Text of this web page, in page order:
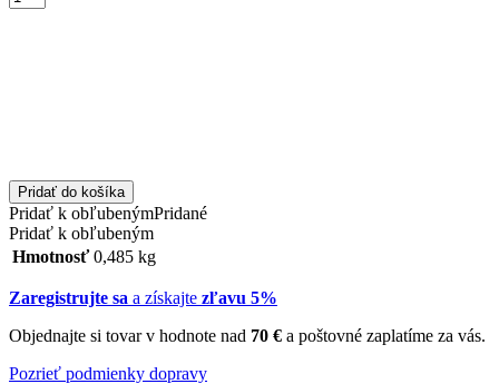
Pridať do košíka
Pridať k obľubenýmPridané
Pridať k obľubeným
Hmotnosť 0,485 kg
Zaregistrujte sa a získajte zľavu 5%
Objednajte si tovar v hodnote nad 70 € a poštovné zaplatíme za vás.
Pozrieť podmienky dopravy